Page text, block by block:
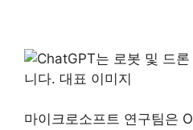
마이크로소프트 연구팀은